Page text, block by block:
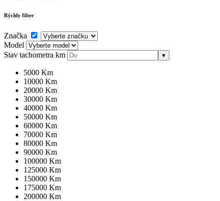
Rýchly filter
Značka
Model
Stav tachometra km ▾
5000 Km
10000 Km
20000 Km
30000 Km
40000 Km
50000 Km
60000 Km
70000 Km
80000 Km
90000 Km
100000 Km
125000 Km
150000 Km
175000 Km
200000 Km